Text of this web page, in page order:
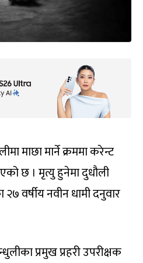
माछा मार्ने क्रममा करेन्ट
छ । मृत्यु हुनेमा दुधौली
वर्षीय नवीन धामी दनुवार
प्रमुख प्रहरी उपरीक्षक